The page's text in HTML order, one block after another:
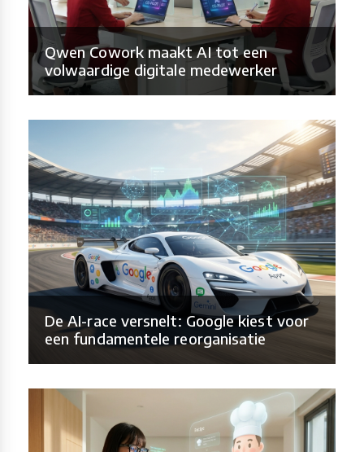
Qwen Cowork maakt AI tot een
volwaardige digitale medewerker
De AI-race versnelt: Google kiest voor
een fundamentele reorganisatie